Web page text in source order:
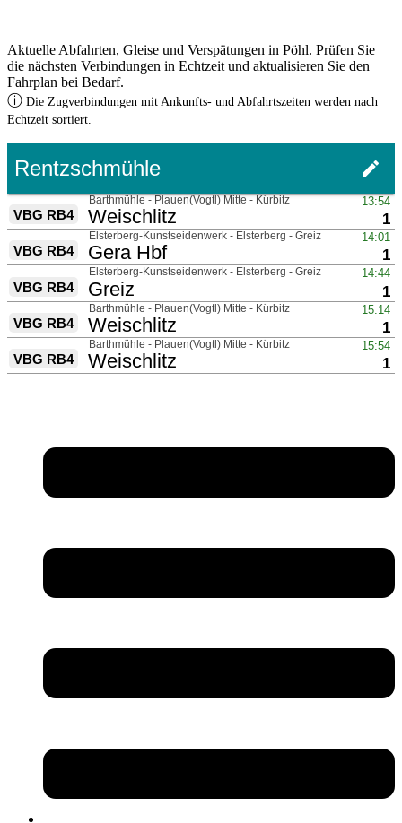
Aktuelle Abfahrten, Gleise und Verspätungen in Pöhl. Prüfen Sie
die nächsten Verbindungen in Echtzeit und aktualisieren Sie den
Fahrplan bei Bedarf.
ⓘ Die Zugverbindungen mit Ankunfts- und Abfahrtszeiten werden nach
Echtzeit sortiert.